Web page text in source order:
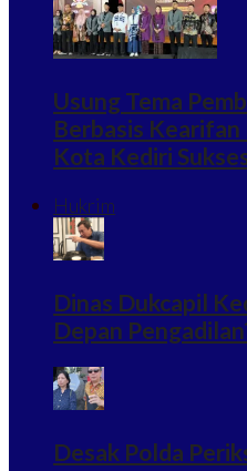
Usung Tema
Berbasis Kearifan
Kota Kediri
Hukrim
Dinas Dukcapil
Depan
Desak Polda